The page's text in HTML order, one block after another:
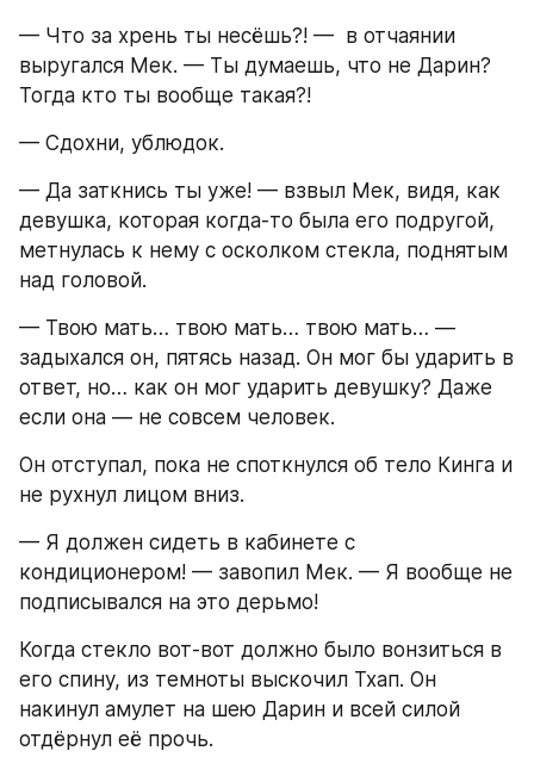
— Что за хрень ты несёшь?! —  в отчаянии
выругался Мек. — Ты думаешь, что не Дарин?
Тогда кто ты вообще такая?!
— Сдохни, ублюдок.
— Да заткнись ты уже! — взвыл Мек, видя, как
девушка, которая когда-то была его подругой,
метнулась к нему с осколком стекла, поднятым
над головой.
— Твою мать… твою мать… твою мать… —
задыхался он, пятясь назад. Он мог бы ударить в
ответ, но… как он мог ударить девушку? Даже
если она — не совсем человек.
Он отступал, пока не споткнулся об тело Кинга и
не рухнул лицом вниз.
— Я должен сидеть в кабинете с
кондиционером! — завопил Мек. — Я вообще не
подписывался на это дерьмо!
Когда стекло вот-вот должно было вонзиться в
его спину, из темноты выскочил Тхап. Он
накинул амулет на шею Дарин и всей силой
отдёрнул её прочь.